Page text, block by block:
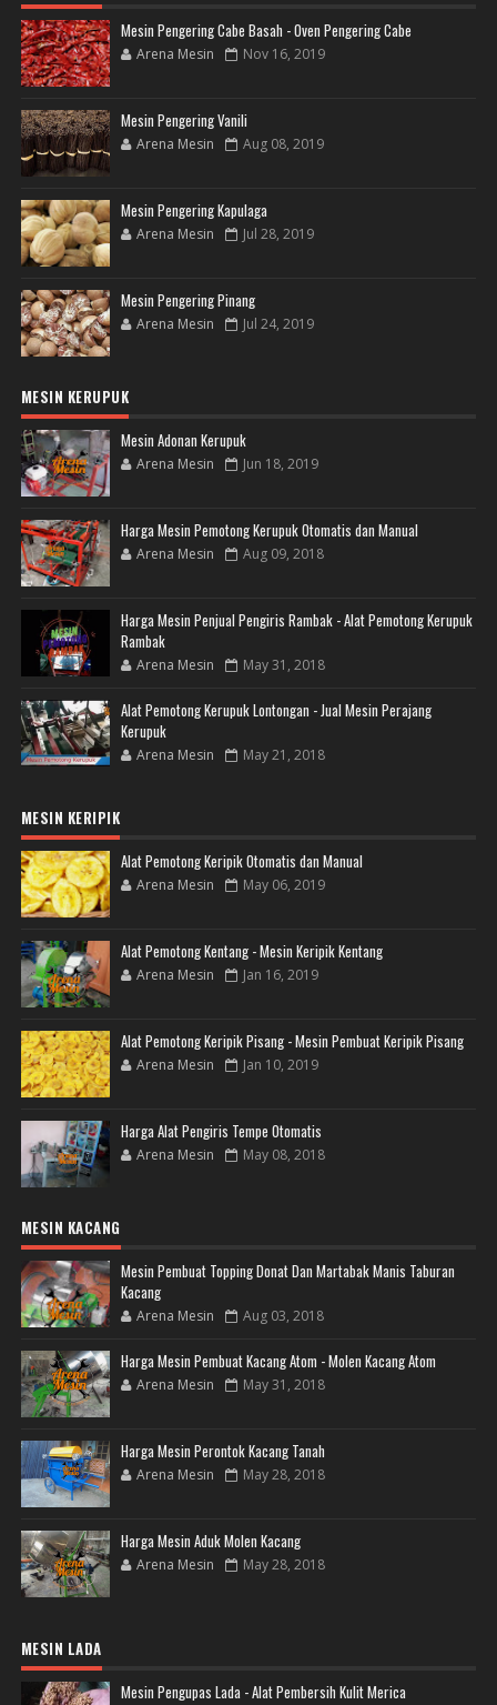
Mesin Pengering Cabe Basah - Oven Pengering Cabe
Arena Mesin Nov 16, 2019
Mesin Pengering Vanili
Arena Mesin Aug 08, 2019
Mesin Pengering Kapulaga
Arena Mesin Jul 28, 2019
Mesin Pengering Pinang
Arena Mesin Jul 24, 2019
MESIN KERUPUK
Mesin Adonan Kerupuk
Arena Mesin Jun 18, 2019
Harga Mesin Pemotong Kerupuk Otomatis dan Manual
Arena Mesin Aug 09, 2018
Harga Mesin Penjual Pengiris Rambak - Alat Pemotong Kerupuk
Rambak
Arena Mesin May 31, 2018
Alat Pemotong Kerupuk Lontongan - Jual Mesin Perajang
Kerupuk
Arena Mesin May 21, 2018
MESIN KERIPIK
Alat Pemotong Keripik Otomatis dan Manual
Arena Mesin May 06, 2019
Alat Pemotong Kentang - Mesin Keripik Kentang
Arena Mesin Jan 16, 2019
Alat Pemotong Keripik Pisang - Mesin Pembuat Keripik Pisang
Arena Mesin Jan 10, 2019
Harga Alat Pengiris Tempe Otomatis
Arena Mesin May 08, 2018
MESIN KACANG
Mesin Pembuat Topping Donat Dan Martabak Manis Taburan
Kacang
Arena Mesin Aug 03, 2018
Harga Mesin Pembuat Kacang Atom - Molen Kacang Atom
Arena Mesin May 31, 2018
Harga Mesin Perontok Kacang Tanah
Arena Mesin May 28, 2018
Harga Mesin Aduk Molen Kacang
Arena Mesin May 28, 2018
MESIN LADA
Mesin Pengupas Lada - Alat Pembersih Kulit Merica